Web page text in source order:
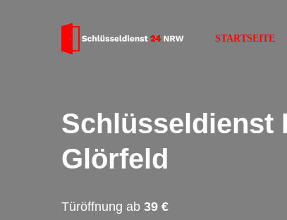
STARTSEITE
Schlüsseldienst
Glörfeld
Türöffnung ab 39 €